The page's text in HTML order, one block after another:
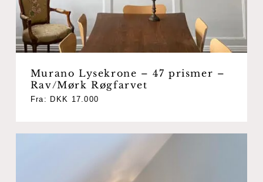
Murano Lysekrone – 47 prismer –
Rav/Mørk Røgfarvet
Fra: DKK 17.000